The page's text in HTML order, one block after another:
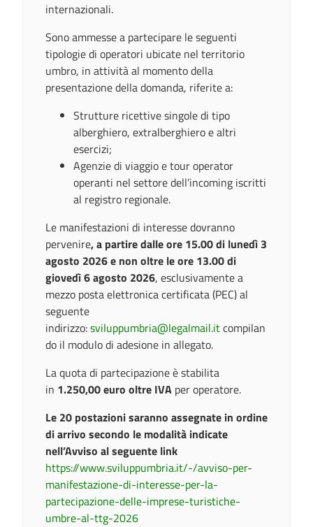
internazionali.
Sono ammesse a partecipare le seguenti
tipologie di operatori ubicate nel territorio
umbro, in attività al momento della
presentazione della domanda, riferite a:
Strutture ricettive singole di tipo
alberghiero, extralberghiero e altri
esercizi;
Agenzie di viaggio e tour operator
operanti nel settore dell’incoming iscritti
al registro regionale.
Le manifestazioni di interesse dovranno
pervenire, a partire dalle ore 15.00 di lunedì 3
agosto 2026 e non oltre le ore 13.00 di
giovedì 6 agosto 2026, esclusivamente a
mezzo posta elettronica certificata (PEC) al
seguente
indirizzo:sviluppumbria@legalmail.itcompilan
do il modulo di adesione in allegato.
La quota di partecipazione è stabilita
in 1.250,00 euro oltre IVA per operatore.
Le 20 postazioni saranno assegnate in ordine
di arrivo secondo le modalità indicate
nell’Avviso al seguente link
https://www.sviluppumbria.it/-/avviso-per-
manifestazione-di-interesse-per-la-
partecipazione-delle-imprese-turistiche-
umbre-al-ttg-2026